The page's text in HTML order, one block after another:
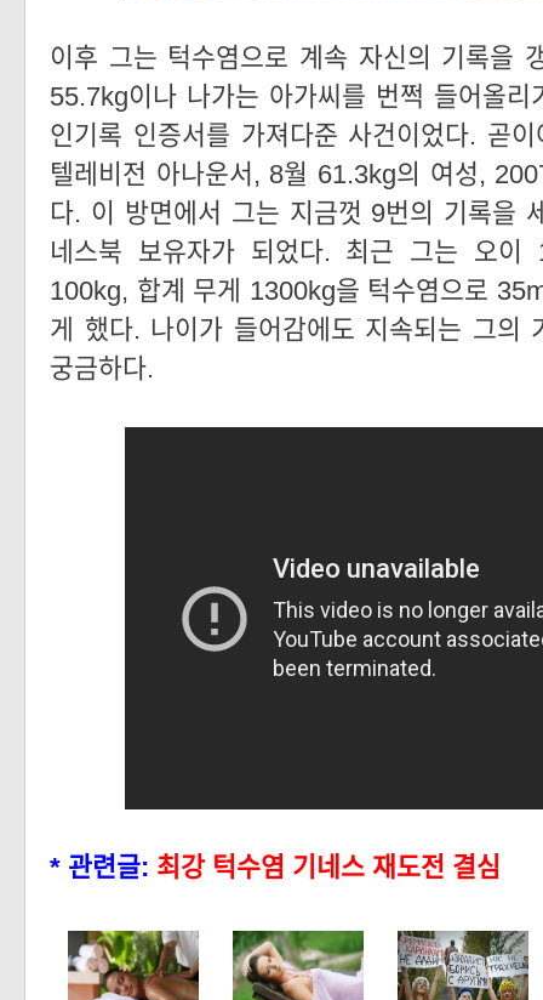
이후 그는 턱수염으로 계속 자신의 기록을
55.7kg이나 나가는 아가씨를 번쩍 들어올
인기록 인증서를 가져다준 사건이었다. 곧
텔레비전 아나운서, 8월 61.3kg의 여성,
다. 이 방면에서 그는 지금껏 9번의 기록을
네스북 보유자가 되었다. 최근 그는 오
100kg, 합계 무게 1300kg을 턱수염으로
게 했다. 나이가 들어감에도 지속되는 그의
궁금하다.
* 관련글: 최강 턱수염 기네스 재도전 결심